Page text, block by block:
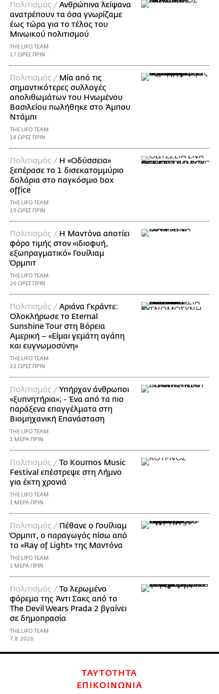
Πολιτισμός / Ανθρώπινα λείψανα
ανατρέπουν τα όσα γνωρίζαμε
έως τώρα για το τέλος του
Μινωικού πολιτισμού
THE LIFO TEAM
17 ΩΡΕΣ ΠΡΙΝ
Πολιτισμός / Μία από τις
σημαντικότερες συλλογές
απολιθωμάτων του Ηνωμένου
Βασιλείου πωλήθηκε στο Άμπου
Ντάμπι
THE LIFO TEAM
18 ΩΡΕΣ ΠΡΙΝ
Πολιτισμός / Η «Οδύσσεια»
ξεπέρασε το 1 δισεκατομμύριο
δολάρια στο παγκόσμιο box
office
THE LIFO TEAM
19 ΩΡΕΣ ΠΡΙΝ
Πολιτισμός / Η Μαντόνα αποτίει
φόρο τιμής στον «ιδιοφυή,
εξωπραγματικό» Γουίλιαμ
Όρμπιτ
THE LIFO TEAM
20 ΩΡΕΣ ΠΡΙΝ
Πολιτισμός / Αριάνα Γκράντε:
Ολοκλήρωσε το Eternal
Sunshine Tour στη Βόρεια
Αμερική – «Είμαι γεμάτη αγάπη
και ευγνωμοσύνη»
THE LIFO TEAM
22 ΩΡΕΣ ΠΡΙΝ
Πολιτισμός / Υπήρχαν άνθρωποι
«ξυπνητήρια»; - Ένα από τα πιο
παράξενα επαγγέλματα στη
Βιομηχανική Επανάσταση
THE LIFO TEAM
1 ΜΕΡΑ ΠΡΙΝ
Πολιτισμός / Το Kournos Music
Festival επέστρεψε στη Λήμνο
για έκτη χρονιά
THE LIFO TEAM
1 ΜΕΡΑ ΠΡΙΝ
Πολιτισμός / Πέθανε ο Γουίλιαμ
Όρμπιτ, ο παραγωγός πίσω από
το «Ray of Light» της Μαντόνα
THE LIFO TEAM
1 ΜΕΡΑ ΠΡΙΝ
Πολιτισμός / Το λερωμένο
φόρεμα της Άντι Σακς από το
The Devil Wears Prada 2 βγαίνει
σε δημοπρασία
THE LIFO TEAM
7.8.2026
ΤΑΥΤΟΤΗΤΑ
ΕΠΙΚΟΙΝΩΝΙΑ